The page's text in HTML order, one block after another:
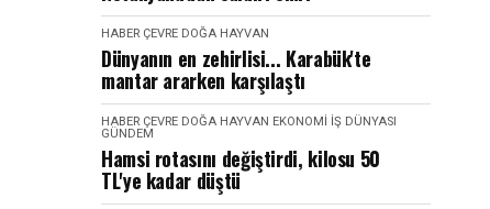
HABER ÇEVRE DOĞA HAYVAN
Dünyanın en zehirlisi... Karabük'te
mantar ararken karşılaştı
HABER ÇEVRE DOĞA HAYVAN EKONOMI İŞ DÜNYASI
GÜNDEM
Hamsi rotasını değiştirdi, kilosu 50
TL'ye kadar düştü